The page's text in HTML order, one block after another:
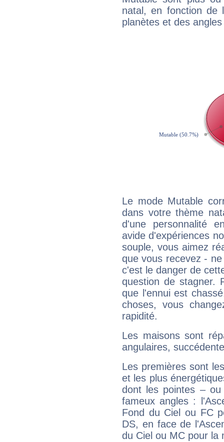
natal, en fonction de
planètes et des
Le mode Mutable
dans votre thème
d'une personnalité
avide d'expériences
souple, vous aimez
que vous recevez -
c'est le danger de
question de stagner.
que l'ennui est
choses, vous
rapidité.
Les maisons sont
angulaires,
Les premières sont
et les plus
dont les pointes –
fameux angles :
Fond du Ciel ou FC
DS, en face de
du Ciel ou MC pour la